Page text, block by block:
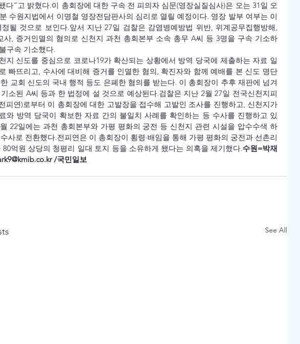
다”고 밝혔다.이 총회장에 대한 구속 전 피의자 심문(영장실질심사)은 오는 31일 오
수원지법에서 이명철 영장전담판사의 심리로 열릴 예정이다. 영장 발부 여부는 이
될 것으로 보인다.앞서 지난 27일 검찰은 감염병예방법 위반, 위계공무집행방해,
사, 증거인멸의 혐의로 신천지 과천 총회본부 소속 총무 A씨 등 3명을 구속 기소하
구속 기소했다.
지 신도를 중심으로 코로나19가 확산되는 상황에서 방역 당국에 제출하는 자료 일
빠뜨리고, 수사에 대비해 증거를 인멸한 혐의, 확진자와 함께 예배를 본 신도 명단
교회 신도의 국내 행적 등도 은폐한 혐의를 받는다. 이 총회장이 추후 재판에 넘겨
소된 A씨 등과 한 법정에 설 것으로 예상된다.검찰은 지난 2월 27일 전국신천지피
피연)로부터 이 총회장에 대한 고발장을 접수해 고발인 조사를 진행하고, 신천지가
와 방역 당국이 확보한 자료 간의 불일치 사례를 확인하는 등 수사를 진행하고 있
22일에는 과천 총회본부와 가평 평화의 궁전 등 신천지 관련 시설을 압수수색 하
사로 전환했다.전피연은 이 총회장이 횡령·배임을 통해 가평 평화의 궁전과 선촌리
80억원 상당의 청평리 일대 토지 등을 소유하게 됐다는 의혹을 제기했다.수원=박재
/국민일보
See All